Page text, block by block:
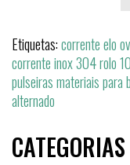
Etiquetas:corrente elo
corrente inox 304 rolo
pulseiras materiais para
alternado
CATEGORIAS